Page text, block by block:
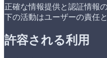
正確な情報提供と認証情報
下の活動はユーザーの責任
許容される利用